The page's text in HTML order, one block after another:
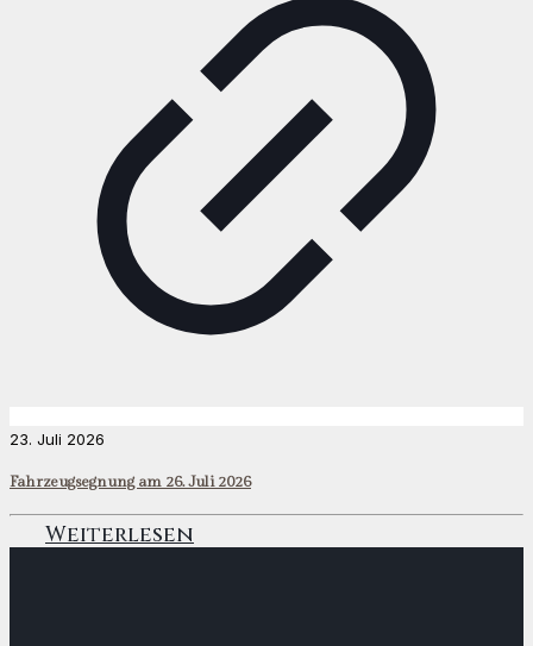
23. Juli 2026
Fahrzeugsegnung am 26. Juli 2026
Weiterlesen